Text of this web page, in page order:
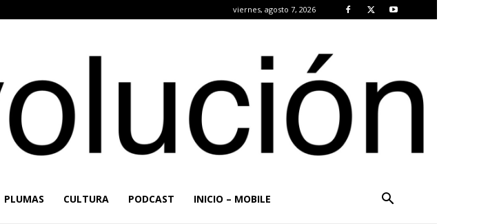
viernes, agosto 7, 2026
PLUMAS CULTURA PODCAST INICIO – MOBILE